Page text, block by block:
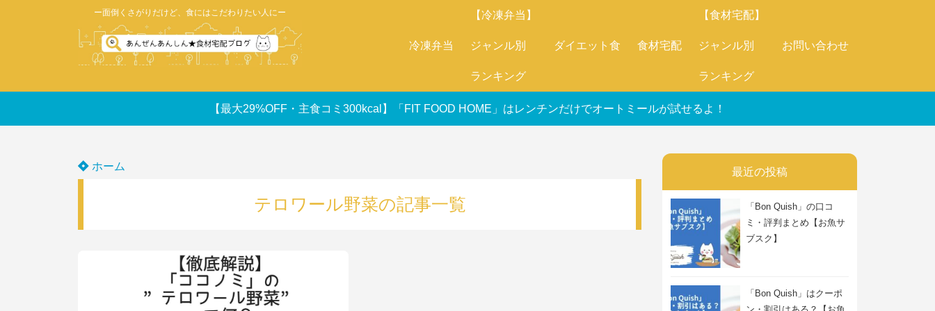
ー面倒くさがりだけど、食にはこだわりたい人にー
冷凍弁当
【冷凍弁当】
ジャンル別
ランキング
ダイエット食 食材宅配
【食材宅配】
ジャンル別
ランキング
お問い合わせ
【最大29%OFF・主食コミ300kcal】「FIT FOOD HOME」はレンチンだけでオートミールが試せるよ！
ホーム
テロワール野菜の記事一覧
最近の投稿
「Bon Quish」の口コ
ミ・評判まとめ【お魚サ
ブスク】
「Bon Quish」はクーポ